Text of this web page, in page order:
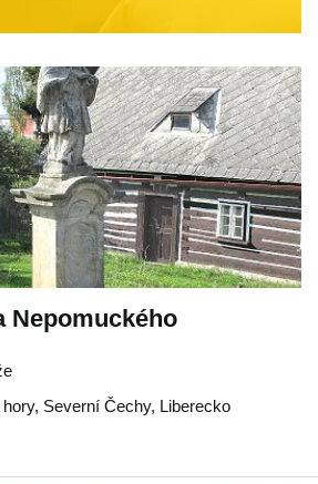
Nepomuckého
, Severní Čechy, Liberecko